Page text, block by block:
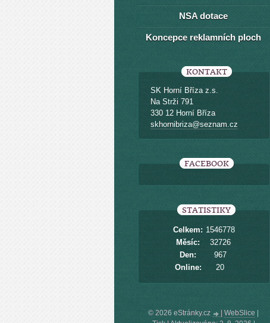
NSA dotace
Koncepce reklamních ploch
KONTAKT
SK Horní Bříza z.s.
Na Strži 791
330 12 Horní Bříza
skhornibriza@seznam.cz
FACEBOOK
STATISTIKY
Online: 20
Celkem: 1546778
Měsíc:
32726
Den:
967
© 2026 eStránky.cz WebSlice